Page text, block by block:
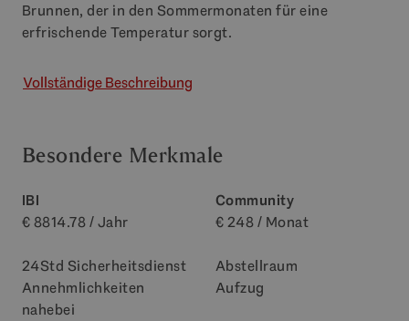
Brunnen, der in den Sommermonaten für eine
erfrischende Temperatur sorgt.
Vollständige Beschreibung
Besondere Merkmale
IBI
€ 8814.78 / Jahr
Community
€ 248 / Monat
24Std Sicherheitsdienst
Abstellraum
Annehmlichkeiten
nahebei
Aufzug